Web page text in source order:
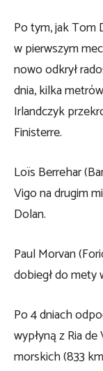
Po tym, jak Tom
w pierwszym
nowo odkrył
dnia, kilka
Irlandczyk
Finisterre.
Loïs Berrehar
Vigo na drugim
Dolan.
Paul Morvan
dobiegł do mety
Po 4 dniach
wypłyną z Ria
morskich (833